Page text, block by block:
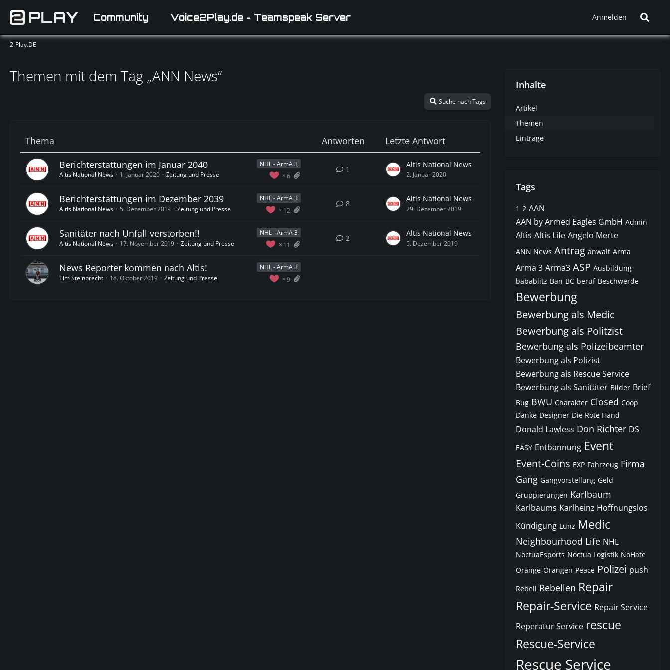
Community Voice2Play.de - Teamspeak Server Anmelden
2-Play.DE
Themen mit dem Tag „ANN News“
Suche nach Tags
Thema Antworten Letzte Antwort
NHL - ArmA 3
Berichterstattungen im Januar 2040
6
Altis National News 1. Januar 2020 Zeitung und Presse
1
Altis National News
2. Januar 2020
NHL - ArmA 3
Berichterstattungen im Dezember 2039
12
Altis National News 5. Dezember 2019 Zeitung und Presse
8
Altis National News
29. Dezember 2019
NHL - ArmA 3
Sanitäter nach Unfall verstorben!!
11
Altis National News 17. November 2019 Zeitung und Presse
2
Altis National News
5. Dezember 2019
NHL - ArmA 3
News Reporter kommen nach Altis!
9
Tim Steinbrecht 18. Oktober 2019 Zeitung und Presse
Inhalte
Artikel
Themen
Einträge
Tags
1 2 AAN
AAN by Armed Eagles GmbH Admin
Altis Altis Life Angelo Merte
ANN News Antrag anwalt Arma
Arma 3 Arma3 ASP Ausbildung
babablitz Ban BC beruf Beschwerde
Bewerbung
Bewerbung als Medic
Bewerbung als Politzist
Bewerbung als Polizeibeamter
Bewerbung als Polizist
Bewerbung als Rescue Service
Bewerbung als Sanitäter Bilder Brief
Bug BWU Charakter Closed Coop
Danke Designer Die Rote Hand
Donald Lawless Don Richter DS
EASY Entbannung Event
Event-Coins EXP Fahrzeug Firma
Gang Gangvorstellung Geld
Gruppierungen Karlbaum
Karlbaums Karlheinz Hoffnungslos
Kündigung Lunz Medic
Neighbourhood Life NHL
NoctuaEsports Noctua Logistik NoHate
Orange Orangen Peace Polizei push
Rebell Rebellen Repair
Repair-Service Repair Service
Reperatur Service rescue
Rescue-Service
Rescue Service